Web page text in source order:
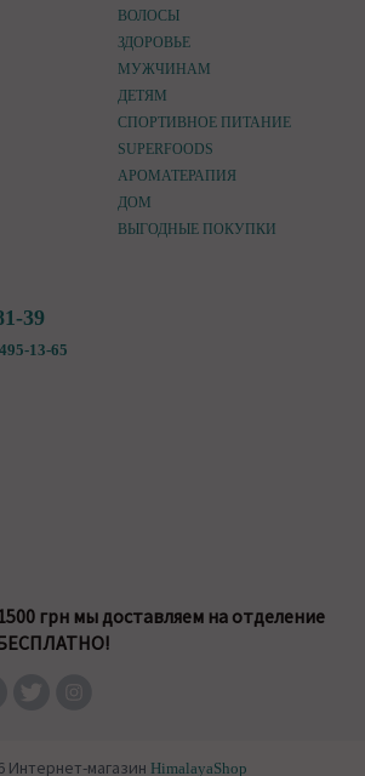
ВОЛОСЫ
ЗДОРОВЬЕ
МУЖЧИНАМ
ДЕТЯМ
СПОРТИВНОЕ ПИТАНИЕ
SUPERFOODS
АРОМАТЕРАПИЯ
ДОМ
ВЫГОДНЫЕ ПОКУПКИ
39
13-65
грн мы доставляем на отделение
Интернет-магазин HimalayaShop